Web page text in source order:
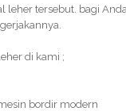
leher tersebut. bagi
di kami ;
bordir modern